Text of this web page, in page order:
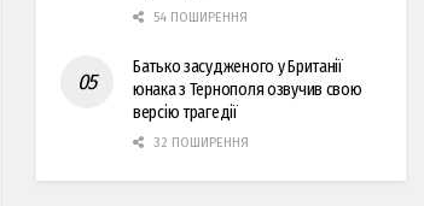
54 ПОШИРЕННЯ
Батько засудженого у Британії
юнака з Тернополя озвучив свою
версію трагедії
32 ПОШИРЕННЯ